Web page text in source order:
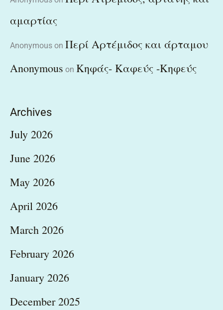
αμαρτίας
Anonymous on Περί Αρτέμιδος και άρταμου
Anonymous on Κηφάς- Καφεύς -Κηφεύς
Archives
July 2026
June 2026
May 2026
April 2026
March 2026
February 2026
January 2026
December 2025